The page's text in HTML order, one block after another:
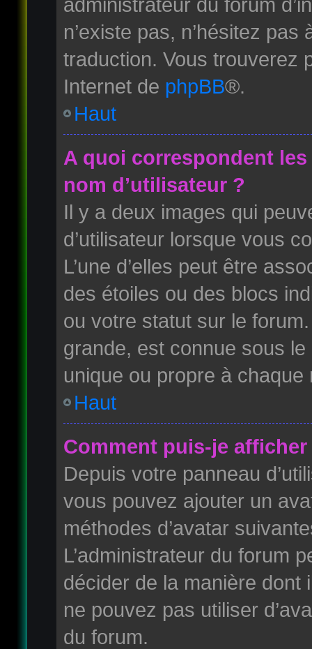
n’existe pas, n’hésitez
traduction. Vous trouverez
Internet de phpBB®.
Haut
A quoi correspondent
nom d’utilisateur ?
Il y a deux images qui
d’utilisateur lorsque vous
L’une d’elles peut être
des étoiles ou des blocs
ou votre statut sur le
grande, est connue sous
unique ou propre à chaque
Haut
Comment puis-je
Depuis votre panneau
vous pouvez ajouter un
méthodes d’avatar
L’administrateur du forum
décider de la manière dont
ne pouvez pas utiliser
du forum.